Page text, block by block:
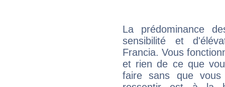
La prédominance
sensibilité et
Francia. Vous
et rien de ce que
faire sans que